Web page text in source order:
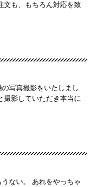
文も、もちろん対応を致
写真撮影をいたしまし
撮影していただき本当に
ない。 あれをやっちゃ